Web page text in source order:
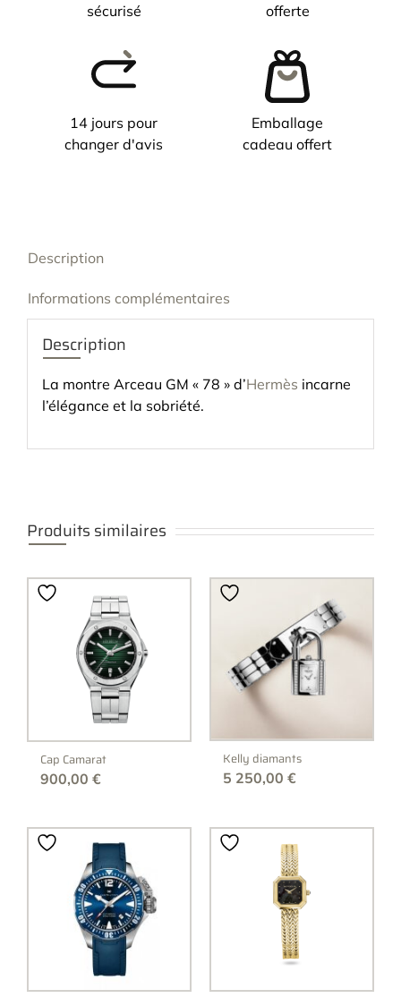
sécurisé
offerte
14 jours pour
changer d'avis
Emballage
cadeau offert
Description
Informations complémentaires
Description
La montre Arceau GM « 78 » d’Hermès incarne
l’élégance et la sobriété.
Produits similaires
Cap Camarat
900,00 €
Kelly diamants
5 250,00 €